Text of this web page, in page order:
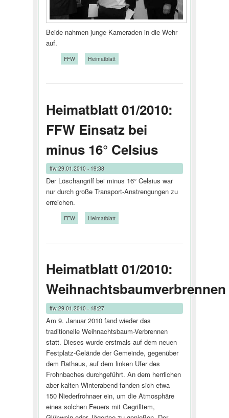
Beide nahmen junge Kameraden in die Wehr
auf.
FFW Heimatblatt
Heimatblatt 01/2010:
FFW Einsatz bei
minus 16° Celsius
ffw29.01.2010 - 19:38
Der Löschangriff bei minus 16° Celsius war
nur durch große Transport-Anstrengungen zu
erreichen.
FFW Heimatblatt
Heimatblatt 01/2010:
Weihnachtsbaumverbrennen
ffw29.01.2010 - 18:27
Am 9. Januar 2010 fand wieder das
traditionelle Weihnachtsbaum-Verbrennen
statt. Dieses wurde erstmals auf dem neuen
Festplatz-Gelände der Gemeinde, gegenüber
dem Rathaus, auf dem linken Ufer des
Frohnbaches durchgeführt. An dem herrlichen
aber kalten Winterabend fanden sich etwa
150 Niederfrohnaer ein, um die Atmosphäre
eines solchen Feuers mit Gegrilltem,